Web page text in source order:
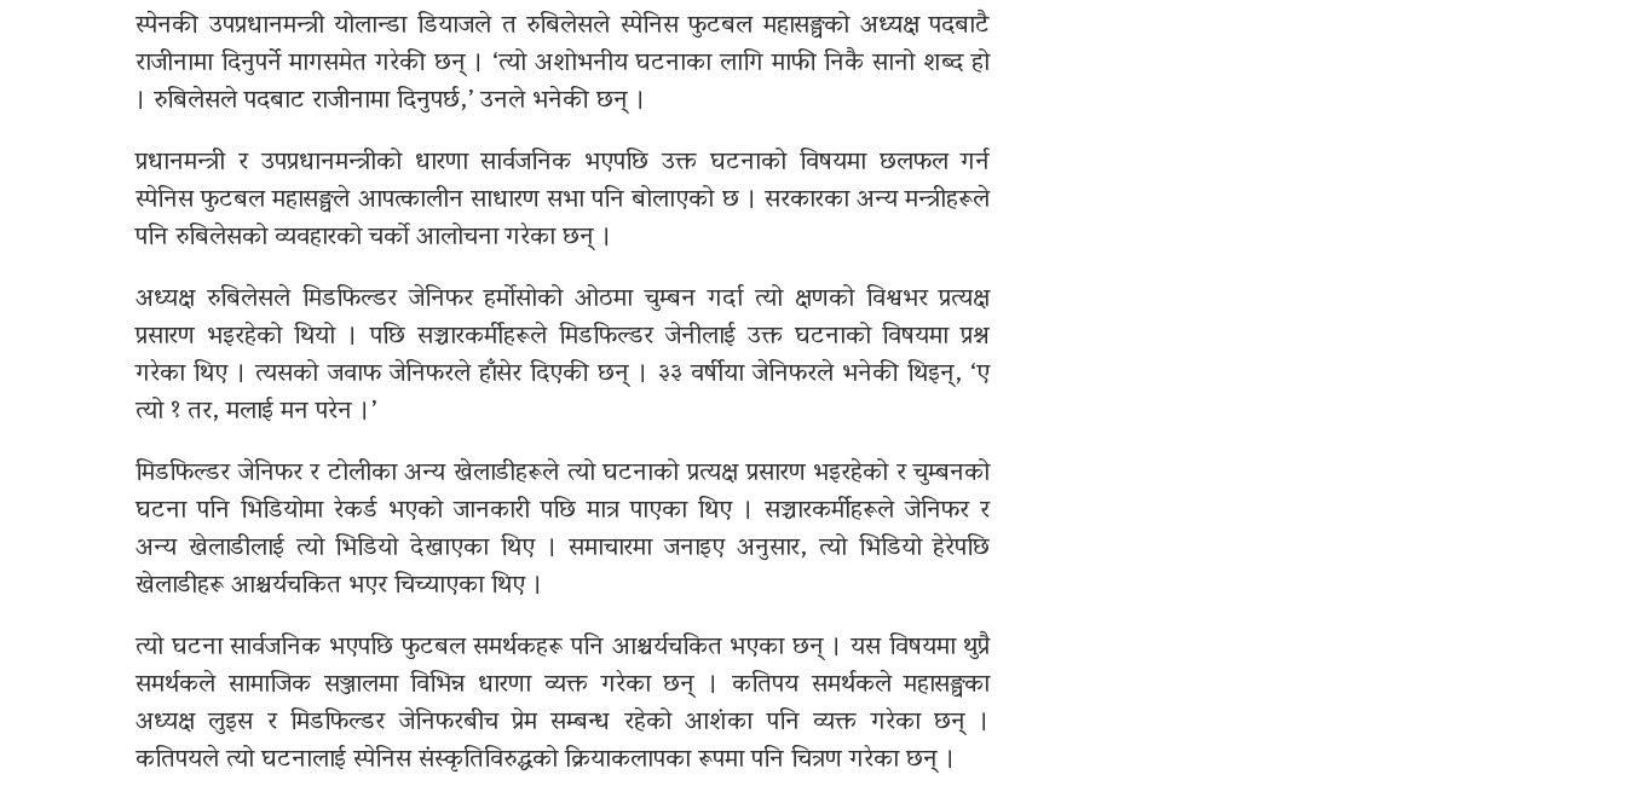
स्पेनकी उपप्रधानमन्त्री योलान्डा डियाजले त रुबिलेसले स्पेनिस फुटबल महासङ्घको अध्यक्ष पदबाटै
राजीनामा दिनुपर्ने मागसमेत गरेकी छन् । ‘त्यो अशोभनीय घटनाका लागि माफी निकै सानो शब्द हो
। रुबिलेसले पदबाट राजीनामा दिनुपर्छ,’ उनले भनेकी छन् ।
प्रधानमन्त्री र उपप्रधानमन्त्रीको धारणा सार्वजनिक भएपछि उक्त घटनाको विषयमा छलफल गर्न
स्पेनिस फुटबल महासङ्घले आपत्कालीन साधारण सभा पनि बोलाएको छ । सरकारका अन्य मन्त्रीहरूले
पनि रुबिलेसको व्यवहारको चर्को आलोचना गरेका छन् ।
अध्यक्ष रुबिलेसले मिडफिल्डर जेनिफर हर्मोसोको ओठमा चुम्बन गर्दा त्यो क्षणको विश्वभर प्रत्यक्ष
प्रसारण भइरहेको थियो । पछि सञ्चारकर्मीहरूले मिडफिल्डर जेनीलाई उक्त घटनाको विषयमा प्रश्न
गरेका थिए । त्यसको जवाफ जेनिफरले हाँसेर दिएकी छन् । ३३ वर्षीया जेनिफरले भनेकी थिइन्, ‘ए
त्यो १ तर, मलाई मन परेन ।’
मिडफिल्डर जेनिफर र टोलीका अन्य खेलाडीहरूले त्यो घटनाको प्रत्यक्ष प्रसारण भइरहेको र चुम्बनको
घटना पनि भिडियोमा रेकर्ड भएको जानकारी पछि मात्र पाएका थिए । सञ्चारकर्मीहरूले जेनिफर र
अन्य खेलाडीलाई त्यो भिडियो देखाएका थिए । समाचारमा जनाइए अनुसार, त्यो भिडियो हेरेपछि
खेलाडीहरू आश्चर्यचकित भएर चिच्याएका थिए ।
त्यो घटना सार्वजनिक भएपछि फुटबल समर्थकहरू पनि आश्चर्यचकित भएका छन् । यस विषयमा थुप्रै
समर्थकले सामाजिक सञ्जालमा विभिन्न धारणा व्यक्त गरेका छन् । कतिपय समर्थकले महासङ्घका
अध्यक्ष लुइस र मिडफिल्डर जेनिफरबीच प्रेम सम्बन्ध रहेको आशंका पनि व्यक्त गरेका छन् ।
कतिपयले त्यो घटनालाई स्पेनिस संस्कृतिविरुद्धको क्रियाकलापका रूपमा पनि चित्रण गरेका छन् ।